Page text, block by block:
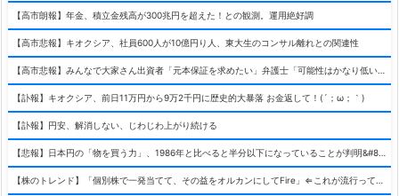
【高市朗報】年金、積立金残高が300兆円を超えた！との観測。運用絶好調
【高市悲報】キオクシア、社員600人が10億円り人、東大生のコンサル離れとの関連性
【訃報】キオクシア、前日11万円から9万2千円に歴史的大暴落 お金返して！(´；ω；｀)
【訃報】円安、解消しない、じわじわ上がり続ける